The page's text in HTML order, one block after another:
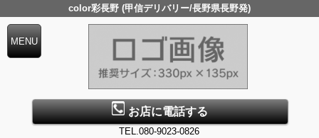
color彩長野 (甲信デリバリー/長野県長野発)
お店に電話する
TEL.080-9023-0826